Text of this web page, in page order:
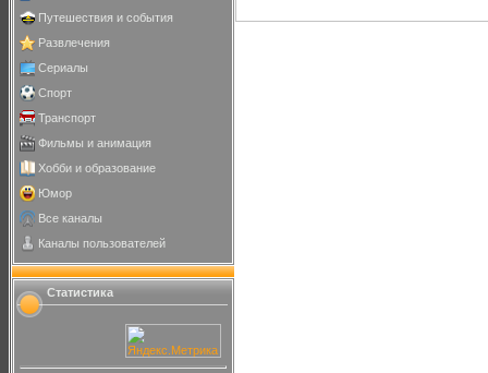
Путешествия и события
Развлечения
Сериалы
Спорт
Транспорт
Фильмы и анимация
Хобби и образование
Юмор
Все каналы
Каналы пользователей
Статистика